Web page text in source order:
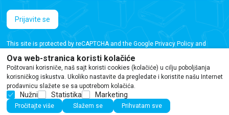
Prijavite se
This site is protected by reCAPTCHA and the Google Privacy Policyand
Iako se trudimo da budemo tačni, informacije na ovoj veb stranici mogu sadržati
Ova web-stranica koristi kolačiće
Poštovani korisniče, naš sajt koristi cookies (kolačiće) u cilju poboljšanja
korisničkog iskustva. Ukoliko nastavite da pregledate i koristite našu Internet
prodavnicu slažete se sa upotrebom kolačića.
Nužni Statistika Marketing
Pročitajte više Slažem se Prihvatam sve